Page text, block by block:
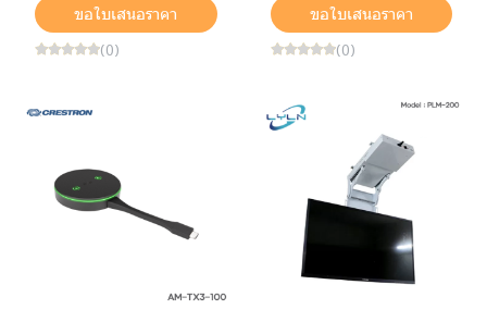
ขอใบเสนอราคา
(0)
ขอใบเสนอราคา
(0)